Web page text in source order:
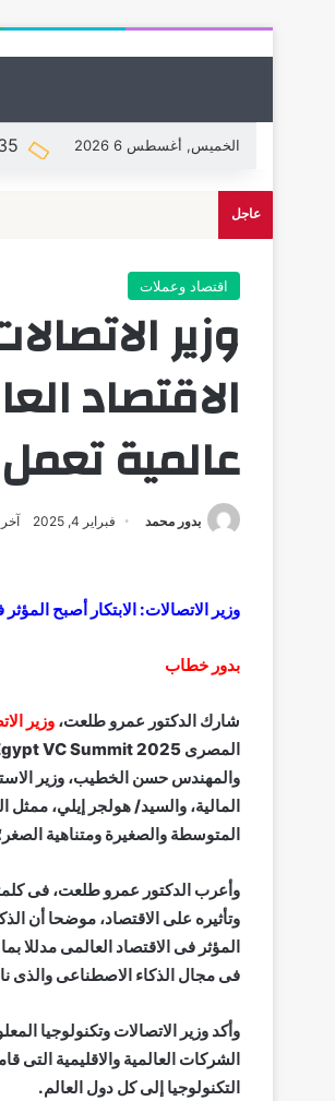
الخميس, أغسطس 6 2026
عاجل
اقتصاد وعملات
وزير
عالمية
بدور محمد فبراير 4, 2025 آخر
وزير الاتصالات: الابتكار أصبح المؤثر في الاقتصاد
بدور خطاب
شارك الدكتور عمرو طلعت، وزير
والمهندس حسن الخطيب، وزير
المالية، والسيد/ هولجر إيلي،
المتوسطة والصغيرة ومتناهية
وأعرب الدكتور عمرو طلعت، فى
وتأثيره على الاقتصاد، موضحا أن
فى مجال الذكاء الاصطناعى والذى
وأكد وزير الاتصالات وتكنولوجيا
الشركات العالمية والاقليمية
التكنولوجيا إلى كل دول العالم.